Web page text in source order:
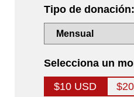
Tipo de donación:
Selecciona un
$10 USD